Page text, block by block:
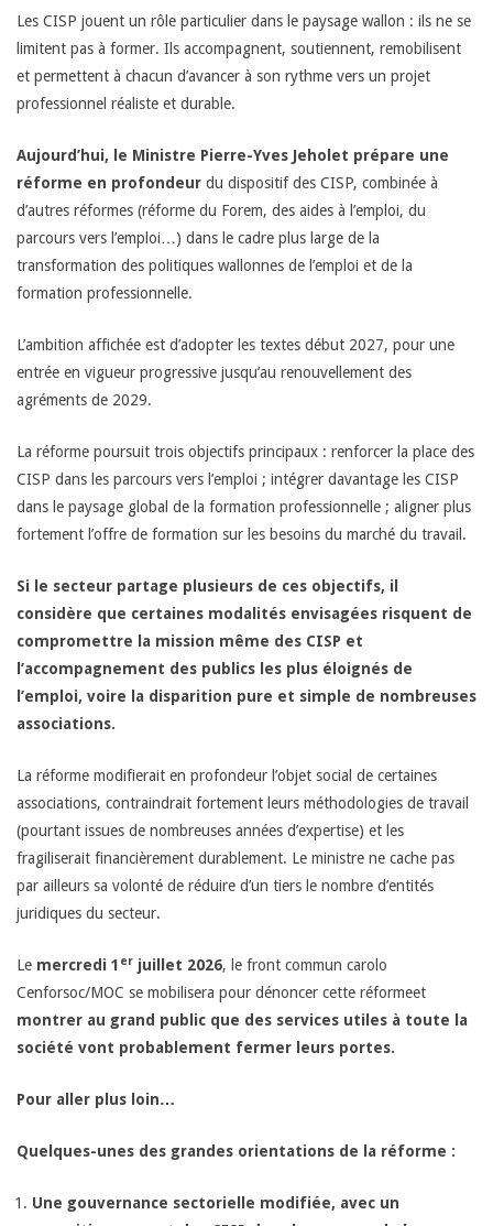
d
’
I
n
s
r
t
i
o
n
S
o
c
i
o
p
r
o
f
e
s
Les CISP jouent un rôle particulier dans le paysage wallon : ils ne se
limitent pas à former. Ils accompagnent, soutiennent, remobilisent
et permettent à chacun d’avancer à son rythme vers un projet
professionnel réaliste et durable.
Aujourd’hui, le Ministre Pierre-Yves Jeholet prépare une
réforme en profondeur du dispositif des CISP, combinée à
d’autres réformes (réforme du Forem, des aides à l’emploi, du
parcours vers l’emploi…) dans le cadre plus large de la
transformation des politiques wallonnes de l’emploi et de la
formation professionnelle.
L’ambition affichée est d’adopter les textes début 2027, pour une
entrée en vigueur progressive jusqu’au renouvellement des
agréments de 2029.
La réforme poursuit trois objectifs principaux : renforcer la place des
CISP dans les parcours vers l’emploi ; intégrer davantage les CISP
dans le paysage global de la formation professionnelle ; aligner plus
fortement l’offre de formation sur les besoins du marché du travail.
Si le secteur partage plusieurs de ces objectifs, il
considère que certaines modalités envisagées risquent de
compromettre la mission même des CISP et
l’accompagnement des publics les plus éloignés de
l’emploi, voire la disparition pure et simple de nombreuses
associations.
La réforme modifierait en profondeur l’objet social de certaines
associations, contraindrait fortement leurs méthodologies de travail
(pourtant issues de nombreuses années d’expertise) et les
fragiliserait financièrement durablement. Le ministre ne cache pas
par ailleurs sa volonté de réduire d’un tiers le nombre d’entités
juridiques du secteur.
Le mercredi 1 er juillet 2026, le front commun carolo
Cenforsoc/MOC se mobilisera pour dénoncer cette réformeet
montrer au grand public que des services utiles à toute la
société vont probablement fermer leurs portes.
Pour aller plus loin…
Quelques-unes des grandes orientations de la réforme :
Une gouvernance sectorielle modifiée, avec un